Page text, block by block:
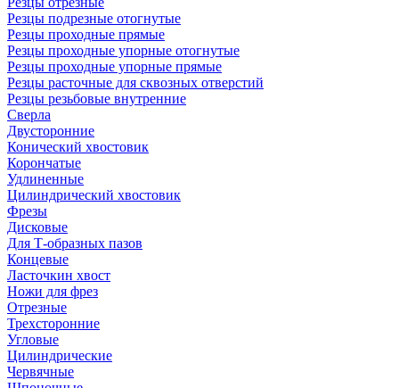
Резцы подрезные отогнутые
Резцы проходные прямые
Резцы проходные упорные отогнутые
Резцы проходные упорные прямые
Резцы расточные для сквозных отверстий
Резцы резьбовые внутренние
Сверла
Двусторонние
Конический хвостовик
Корончатые
Удлиненные
Цилиндрический хвостовик
Фрезы
Дисковые
Для Т-образных пазов
Концевые
Ласточкин хвост
Ножи для фрез
Отрезные
Трехсторонние
Угловые
Цилиндрические
Червячные